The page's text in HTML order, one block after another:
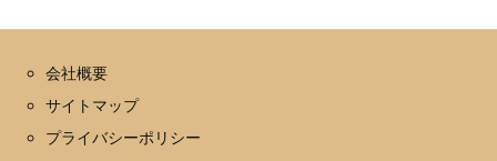
会社概要
サイトマップ
プライバシーポリシー